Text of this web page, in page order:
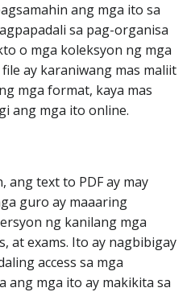
ang mga ito sa
sa pag-organisa
o mga koleksyon ng mga
ay karaniwang mas maliit
mga format, kaya mas
ang mga ito online.
ang text to PDF ay may
guro ay maaaring
ng kanilang mga
at exams. Ito ay nagbibigay
access sa mga
ang mga ito ay makikita sa